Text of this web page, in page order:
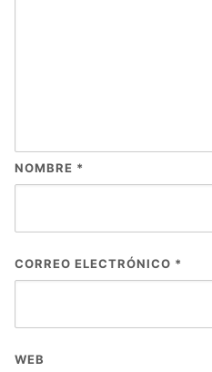
NOMBRE *
CORREO ELECTRÓNICO *
WEB